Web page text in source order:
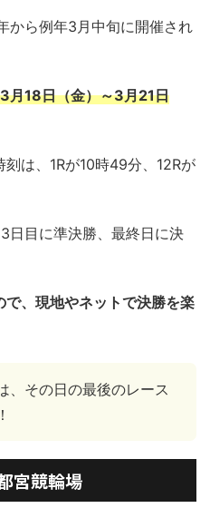
から例年3月中旬に開催され
月18日（金）～3月21日
は、1Rが10時49分、12Rが
日目に準決勝、最終日に決
、現地やネットで決勝を楽
、その日の最後のレース
宮競輪場